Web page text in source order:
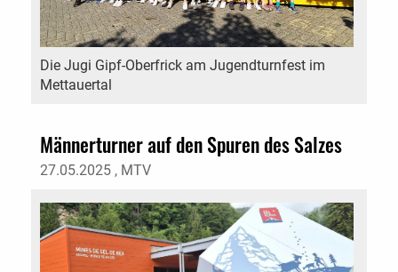
Die Jugi Gipf-Oberfrick am Jugendturnfest im
Mettauertal
Männerturner auf den Spuren des Salzes
27.05.2025 , MTV